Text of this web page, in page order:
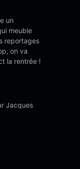
un
meuble
reportages
on va
la rentrée !
Jacques